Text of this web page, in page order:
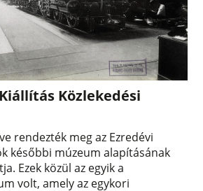
Közlekedési
rendezték meg az Ezredévi
későbbi múzeum alapításának
Ezek közül az egyik a
volt, amely az egykori